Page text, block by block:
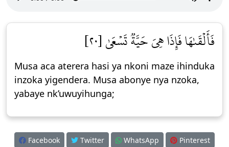
فَأَلۡقَىٰهَا فَإِذَا هِيَ حَيَّةٞ تَسۡعَىٰ [٢٠]
Musa aca aterera hasi ya nkoni maze ihinduka
inzoka yigendera. Musa abonye nya nzoka,
yabaye nk’uwuyihunga;
Facebook Twitter WhatsApp
Pinterest